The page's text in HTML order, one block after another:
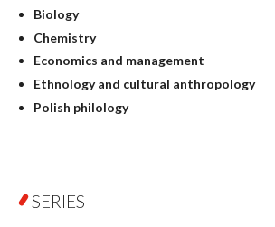
Biology
Chemistry
Economics and management
Ethnology and cultural anthropology
Polish philology
Geography
SERIES